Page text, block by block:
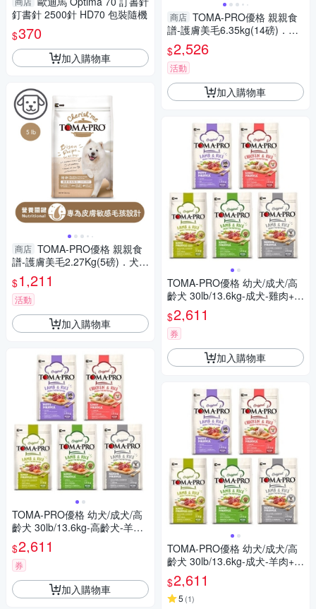
釘書針 2500針 HD70 包裝隨機
$370
加入購物車
商店 TOMA-PRO優格 親親食
譜-護膚美毛2.27Kg(5磅)．犬糧
『寵喵樂旗艦店』
$1,211
活動
加入購物車
TOMA-PRO優格 幼犬/成犬/高
齡犬 30lb/13.6kg-高齡犬-羊肉
+米高纖低脂配方
$2,611
券
加入購物車
商店 TOMA-PRO優格 親親食
譜-護膚美毛6.35kg(14磅)．犬
糧『寵喵樂旗艦店』
$2,526
活動
加入購物車
TOMA-PRO優格 幼犬/成犬/高
齡犬 30lb/13.6kg-成犬-雞肉+米
高適口性配方
$2,611
券
加入購物車
TOMA-PRO優格 幼犬/成犬/高
齡犬 30lb/13.6kg-成犬-羊肉+米
(小顆粒)毛髮柔亮配方
$2,611
5 (1)